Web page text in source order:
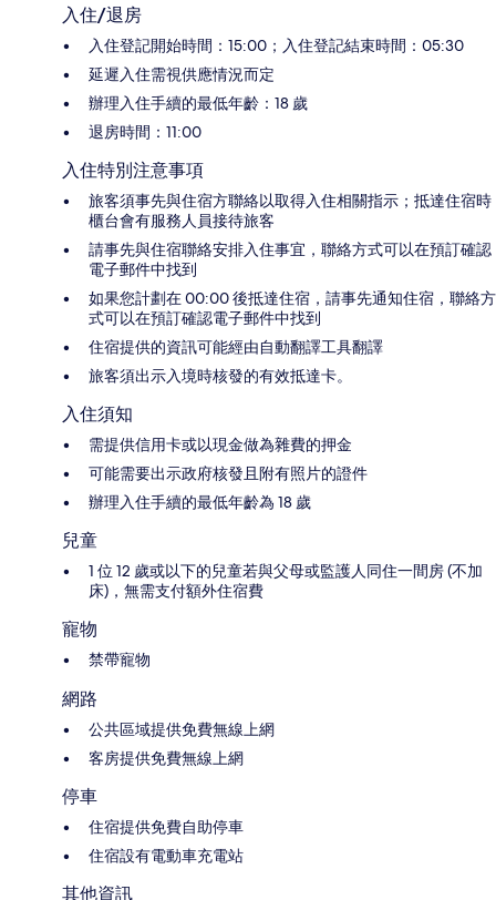
入住/退房
入住登記開始時間：15:00；入住登記結束時間：05:30
延遲入住需視供應情況而定
辦理入住手續的最低年齡：18 歲
退房時間：11:00
入住特別注意事項
旅客須事先與住宿方聯絡以取得入住相關指示；抵達住宿時
櫃台會有服務人員接待旅客
請事先與住宿聯絡安排入住事宜，聯絡方式可以在預訂確認
電子郵件中找到
如果您計劃在 00:00 後抵達住宿，請事先通知住宿，聯絡方
式可以在預訂確認電子郵件中找到
住宿提供的資訊可能經由自動翻譯工具翻譯
旅客須出示入境時核發的有效抵達卡。
入住須知
需提供信用卡或以現金做為雜費的押金
可能需要出示政府核發且附有照片的證件
辦理入住手續的最低年齡為 18 歲
兒童
1 位 12 歲或以下的兒童若與父母或監護人同住一間房 (不加
床)，無需支付額外住宿費
寵物
禁帶寵物
網路
公共區域提供免費無線上網
客房提供免費無線上網
停車
住宿提供免費自助停車
住宿設有電動車充電站
其他資訊